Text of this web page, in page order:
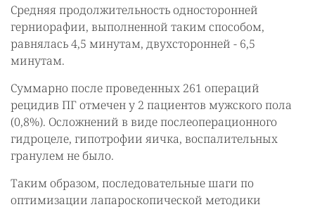
Средняя продолжительность односторонней
герниорафии, выполненной таким способом,
равнялась 4,5 минутам, двухсторонней - 6,5
минутам.
Суммарно после проведенных 261 операций
рецидив ПГ отмечен у 2 пациентов мужского пола
(0,8%). Осложнений в виде послеоперационного
гидроцеле, гипотрофии яичка, воспалительных
гранулем не было.
Таким образом, последовательные шаги по
оптимизации лапароскопической методики